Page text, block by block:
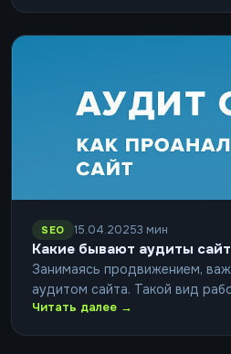
SEO 15.04.20253 мин
Какие бывают аудиты
Занимаясь продвижением,
аудитом сайта. Такой вид
Читать далее →